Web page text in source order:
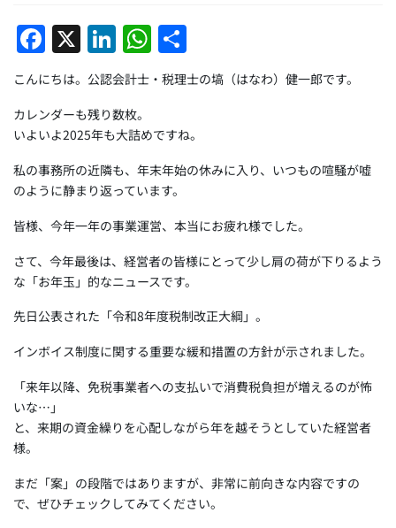
F
a
c
e
b
o
o
k
X Li
n
k
e
dI
n
W
h
at
s
A
p
p
有
こんにちは。公認会計士・税理士の塙（はなわ）健一郎です。
カレンダーも残り数枚。
いよいよ2025年も大詰めですね。
私の事務所の近隣も、年末年始の休みに入り、いつもの喧騒が嘘
のように静まり返っています。
皆様、今年一年の事業運営、本当にお疲れ様でした。
さて、今年最後は、経営者の皆様にとって少し肩の荷が下りるよう
な「お年玉」的なニュースです。
先日公表された「令和8年度税制改正大綱」。
インボイス制度に関する重要な緩和措置の方針が示されました。
「来年以降、免税事業者への支払いで消費税負担が増えるのが怖
いな…」
と、来期の資金繰りを心配しながら年を越そうとしていた経営者
様。
まだ「案」の段階ではありますが、非常に前向きな内容ですの
で、ぜひチェックしてみてください。